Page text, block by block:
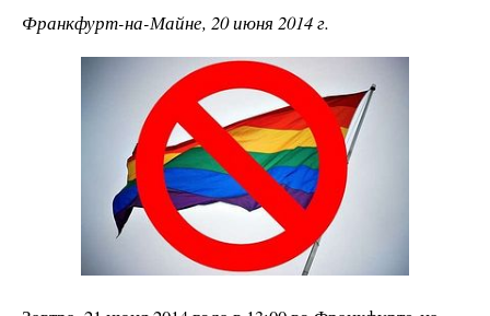
Франкфурт-на-Майне, 20 июня 2014 г.